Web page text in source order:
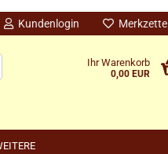
Kundenlogin Merkzettel
Ihr Warenkorb
0,00 EUR